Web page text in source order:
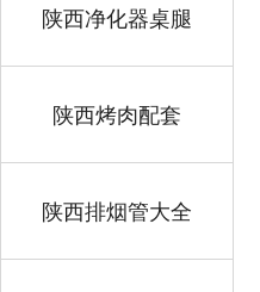
陕西净化器桌腿
陕西烤肉配套
陕西排烟管大全